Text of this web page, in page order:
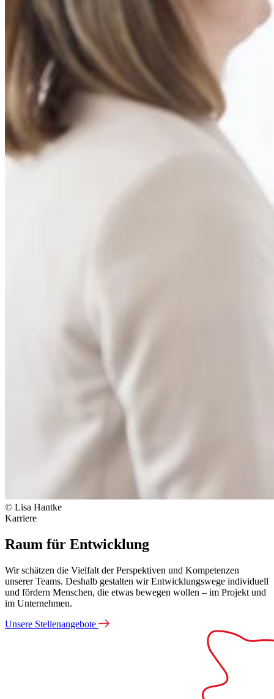
© Lisa Hantke
Karriere
Raum für Entwicklung
Wir schätzen die Vielfalt der Perspektiven und Kompetenzen
unserer Teams. Deshalb gestalten wir Entwicklungswege individuell
und fördern Menschen, die etwas bewegen wollen – im Projekt und
im Unternehmen.
Unsere Stellenangebote